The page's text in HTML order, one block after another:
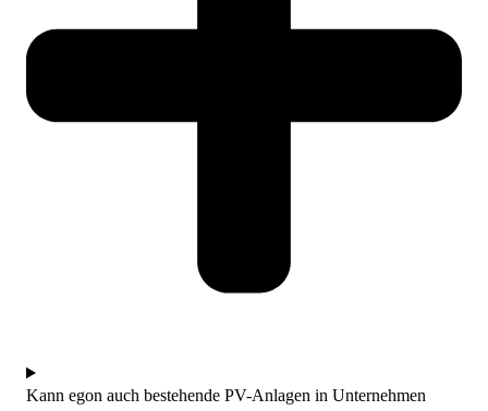
Kann egon auch bestehende PV-Anlagen in Unternehmen